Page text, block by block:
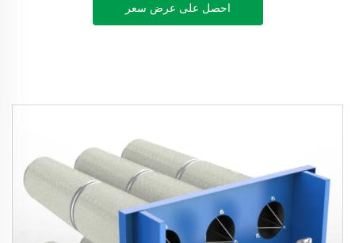
احصل على عرض سعر